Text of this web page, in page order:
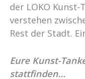
der LOKO
verstehen
Rest der Stadt.
Eure Kunst-
stattfinden…